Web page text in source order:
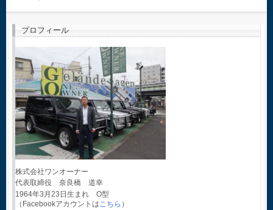
プロフィール
株式会社ワンオーナー
代表取締役 奈良橋 道幸
1964年3月23日生まれ O型
（Facebookアカウントはこちら ）